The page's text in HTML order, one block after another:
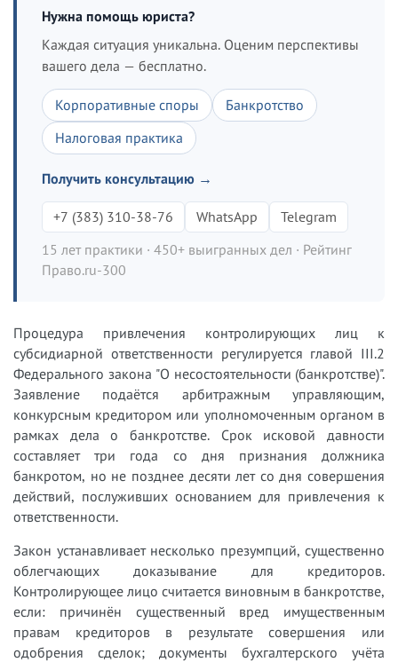
Нужна помощь юриста?
Каждая ситуация уникальна. Оценим перспективы
вашего дела — бесплатно.
Корпоративные споры
Банкротство
Налоговая практика
Получить консультацию →
+7 (383) 310-38-76 WhatsApp
Telegram
15 лет практики · 450+ выигранных дел · Рейтинг
Право.ru-300
Процедура привлечения контролирующих лиц к
субсидиарной ответственности регулируется главой III.2
Федерального закона "О несостоятельности (банкротстве)".
Заявление подаётся арбитражным управляющим,
конкурсным кредитором или уполномоченным органом в
рамках дела о банкротстве. Срок исковой давности
составляет три года со дня признания должника
банкротом, но не позднее десяти лет со дня совершения
действий, послуживших основанием для привлечения к
ответственности.
Закон устанавливает несколько презумпций, существенно
облегчающих доказывание для кредиторов.
Контролирующее лицо считается виновным в банкротстве,
если: причинён существенный вред имущественным
правам кредиторов в результате совершения или
одобрения сделок; документы бухгалтерского учёта